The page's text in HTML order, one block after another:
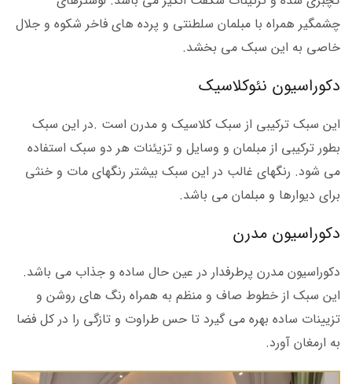
چشمگیر همراه با مبلمان سلطنتی و پرده های فاخر شکوه و جلال
خاصی به این سبک می بخشد.
دکوراسیون نئوکلاسیک
این سبک ترکیبی از سبک کلاسیک و مدرن است .در این سبک
بطور ترکیبی از مبلمان و وسایل و تزیئنات هر دو سبک استفاده
می شود. رنگهای غالب در این سبک بیشتر رنگهای مات و خنثی
برای دیوارها و مبلمان می باشد.
دکوراسیون مدرن
دکوراسیون مدرن پرطرفدار در عین حال ساده و جذاب می باشد.
این سبک از خطوط صاف و منظم به همراه رنگ های روشن و
تزیینات ساده بهره می گیرد تا حس طراوت و تازگی را در کل فضا
به ارمغان آورد.